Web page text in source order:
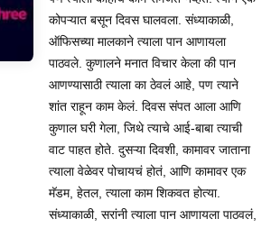
कोपऱ्यात बसून दिवस घालवला. संध्याकाळी,
ऑफिसच्या मालकाने त्याला पान आणायला
पाठवले. कुणालने मनात विचार केला की पान
आणण्यासाठी त्याला का ठेवलं आहे, पण त्याने
शांत राहून काम केलं. दिवस संपत आला आणि
कुणाल घरी गेला, जिथे त्याचे आई-बाबा त्याची
वाट पाहत होते. दुसऱ्या दिवशी, कामावर जाताना
त्याला वेळेवर पोचायचं होतं, आणि कामावर एक
मॅडम, हेतल, त्याला काम शिकवत होत्या.
संध्याकाळी, सरांनी त्याला पान आणायला पाठवलं,